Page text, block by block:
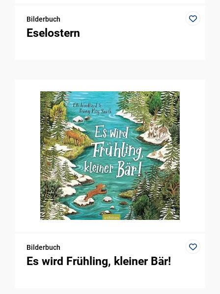
Bilderbuch
Eselostern
Bilderbuch
Es wird Frühling, kleiner Bär!